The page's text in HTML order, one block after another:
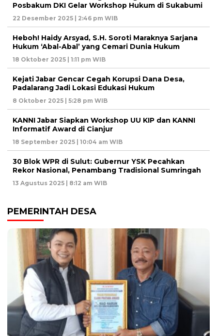
Posbakum DKI Gelar Workshop Hukum di Sukabumi
22 Desember 2025 | 2:46 pm WIB
Heboh! Haidy Arsyad, S.H. Soroti Maraknya Sarjana
Hukum ‘Abal-Abal’ yang Cemari Dunia Hukum
18 Oktober 2025 | 1:11 pm WIB
Kejati Jabar Gencar Cegah Korupsi Dana Desa,
Padalarang Jadi Lokasi Edukasi Hukum
8 Oktober 2025 | 5:28 pm WIB
KANNI Jabar Siapkan Workshop UU KIP dan KANNI
Informatif Award di Cianjur
18 September 2025 | 10:04 am WIB
30 Blok WPR di Sulut: Gubernur YSK Pecahkan
Rekor Nasional, Penambang Tradisional Sumringah
13 Agustus 2025 | 8:12 am WIB
PEMERINTAH DESA